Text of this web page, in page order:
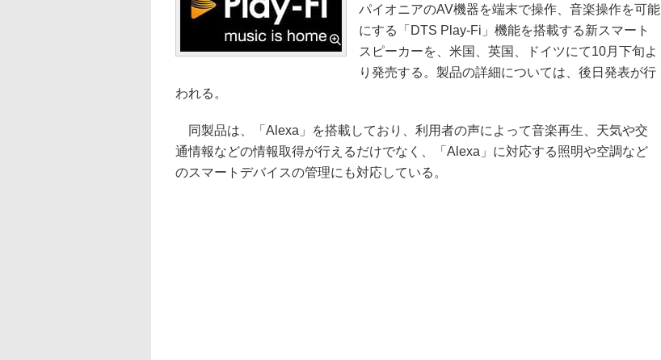
パイオニアのAV機器を端末で操作、音楽操作を可能
にする「DTS Play-Fi」機能を搭載する新スマート
スピーカーを、米国、英国、ドイツにて10月下旬よ
り発売する。製品の詳細については、後日発表が行
われる。
同製品は、「Alexa」を搭載しており、利用者の声によって音楽再生、天気や交
通情報などの情報取得が行えるだけでなく、「Alexa」に対応する照明や空調など
のスマートデバイスの管理にも対応している。